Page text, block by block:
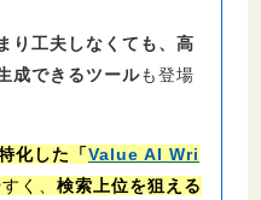
り工夫しなくても、高
成できるツールも登場
化した「Value AI Wri
く、 検索上位を狙える